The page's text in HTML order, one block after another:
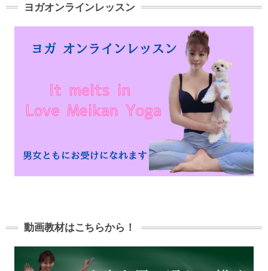
ヨガオンラインレッスン
動画教材はこちらから！